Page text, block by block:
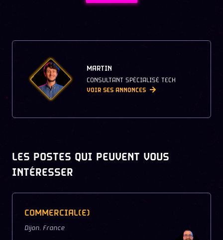
MARTIN
CONSULTANT SPÉCIALISÉ TECH
VOIR SES ANNONCES
LES POSTES QUI PEUVENT VOUS
INTÉRESSER
COMMERCIAL(E)
Dijon,France